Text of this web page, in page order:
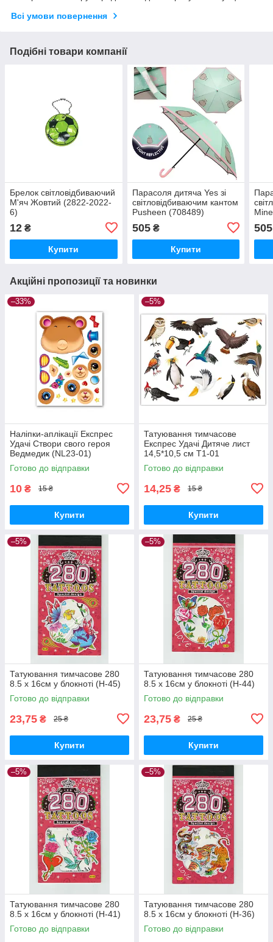
Всі умови повернення
Подібні товари компанії
Брелок світловідбиваючий
М'яч Жовтий (2822-2022-
6)
12 ₴
Купити
Парасоля дитяча Yes зі
світловідбиваючим кантом
Pusheen (708489)
505₴
Купити
505
Акційні пропозиції та новинки
–33%
Наліпки-аплікації Експрес
Удачі Створи свого героя
Ведмедик (NL23-01)
Готово до відправки
10 ₴ 15 ₴
Купити
–5%
Татуювання тимчасове
Експрес Удачі Дитяче лист
14,5*10,5 см Т1-01
Готово до відправки
14,25 ₴ 15 ₴
Купити
–5%
Татуювання тимчасове 280
8.5 х 16см у блокноті (H-45)
Готово до відправки
23,75 ₴ 25 ₴
Купити
–5%
Татуювання тимчасове 280
8.5 х 16см у блокноті (H-44)
Готово до відправки
23,75 ₴ 25 ₴
Купити
–5%
Татуювання тимчасове 280
8.5 х 16см у блокноті (H-41)
Готово до відправки
–5%
Татуювання тимчасове 280
8.5 х 16см у блокноті (H-36)
Готово до відправки